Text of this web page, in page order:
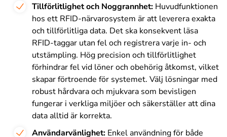
Tillförlitlighet och Noggrannhet: Huvudfunktionen
hos ett RFID-närvarosystem är att leverera exakta
och tillförlitliga data. Det ska konsekvent läsa
RFID-taggar utan fel och registrera varje in- och
utstämpling. Hög precision och tillförlitlighet
förhindrar fel vid löner och obehörig åtkomst, vilket
skapar förtroende för systemet. Välj lösningar med
robust hårdvara och mjukvara som bevisligen
fungerar i verkliga miljöer och säkerställer att dina
data alltid är korrekta.
Användarvänlighet: Enkel användning för både